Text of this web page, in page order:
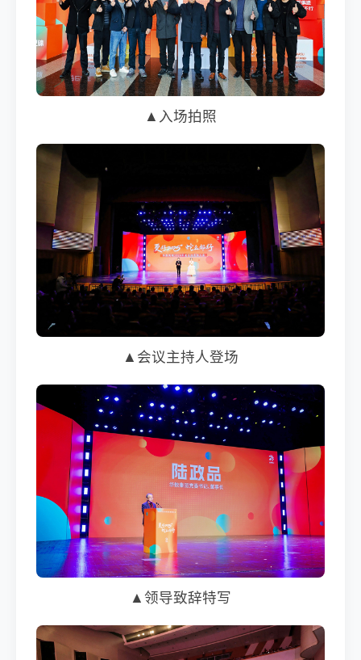
▲入场拍照
▲会议主持人登场
▲领导致辞特写